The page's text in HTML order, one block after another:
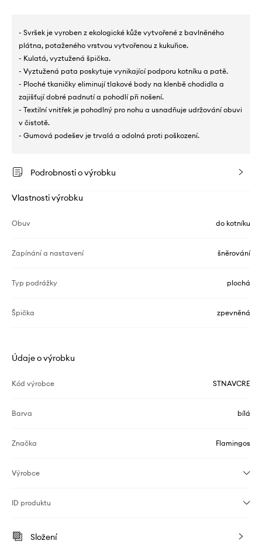
- Svršek je vyroben z ekologické kůže vytvořené z bavlněného
plátna, potaženého vrstvou vytvořenou z kukuřice.
- Kulatá, vyztužená špička.
- Vyztužená pata poskytuje vynikající podporu kotníku a patě.
- Ploché tkaničky eliminují tlakové body na klenbě chodidla a
zajišťují dobré padnutí a pohodlí při nošení.
- Textilní vnitřek je pohodlný pro nohu a usnadňuje udržování obuvi
v čistotě.
- Gumová podešev je trvalá a odolná proti poškození.
Podrobnosti o výrobku
Vlastnosti výrobku
Obuv do kotníku
Zapínání a nastavení šněrování
Typ podrážky plochá
Špička zpevněná
Údaje o výrobku
Kód výrobce STNAVCRE
Barva bílá
Značka Flamingos
Výrobce
ID produktu
Složení